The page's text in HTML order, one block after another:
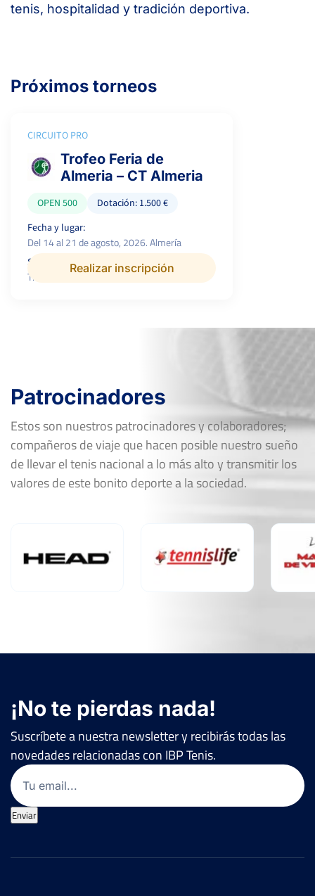
tenis, hospitalidad y tradición deportiva.
Próximos torneos
CIRCUITO PRO
Trofeo Feria de
Almeria – CT Almeria
OPEN 500
Dotación: 1.500 €
Fecha y lugar:
Del 14 al 21 de agosto, 2026. Almería
Superficie:
Tierra
P.campeón:
500 €
Realizar inscripción
Patrocinadores
Estos son nuestros patrocinadores y colaboradores;
compañeros de viaje que hacen posible nuestro sueño
de llevar el tenis nacional a lo más alto y transmitir los
valores de este bonito deporte a la sociedad.
¡No te pierdas nada!
Suscríbete a nuestra newsletter y recibirás todas las
novedades relacionadas con IBP Tenis.
Email
Enviar